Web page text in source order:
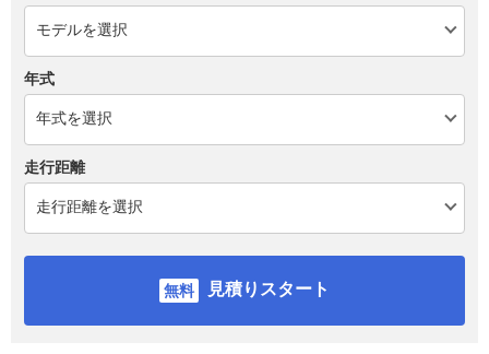
年式
走行距離
見積りスタート